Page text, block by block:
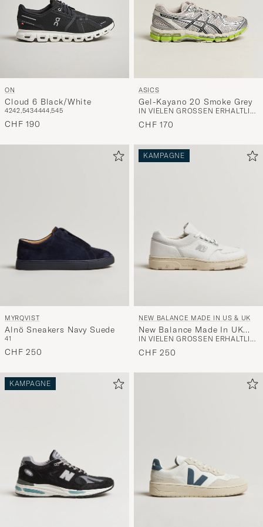
ON
Cloud 6 Black/White
4242,5434444,545
CHF 190
ASICS
Gel-Kayano 20 Smoke Grey
IN VIELEN GRÖSSEN ERHÄLTLICH
CHF 170
MYRQVIST
Alnö Sneakers Navy Suede
41
CHF 250
KAMPAGNE
NEW BALANCE MADE IN US & UK
New Balance Made In UK
Allerdale Sneakers White
Grain
IN VIELEN GRÖSSEN ERHÄLTLICH
CHF 250
KAMPAGNE